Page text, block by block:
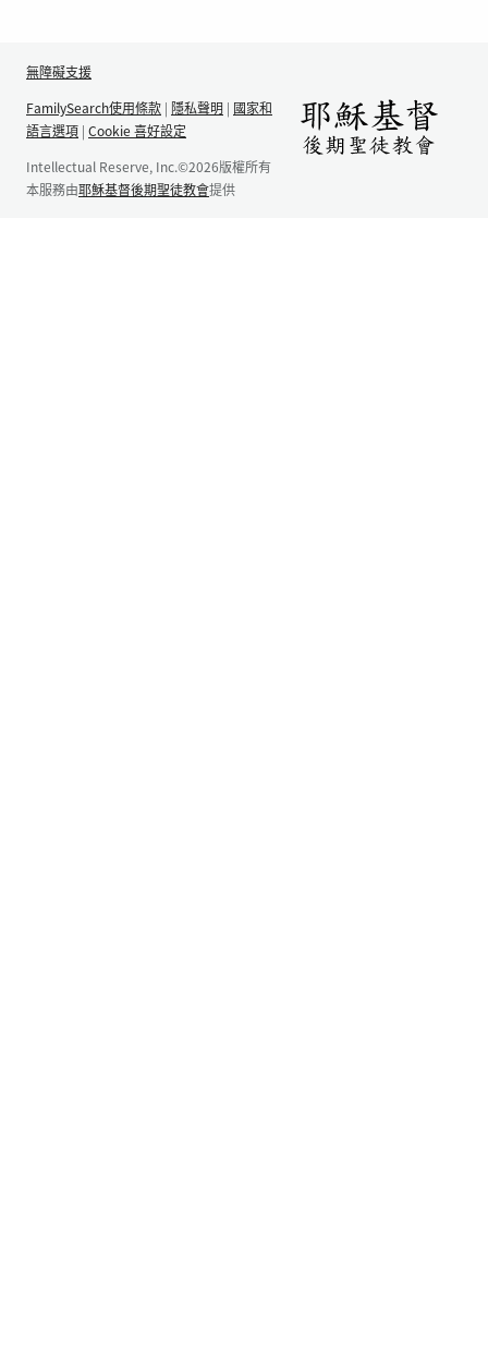
無障礙支援
FamilySearch使用條款 | 隱私聲明 | 國家和
語言選項 | Cookie 喜好設定
Intellectual Reserve, Inc.©2026版權所有
本服務由耶穌基督後期聖徒教會提供